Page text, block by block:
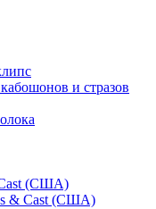
и стразов
Cast (США)
& Cast (США)